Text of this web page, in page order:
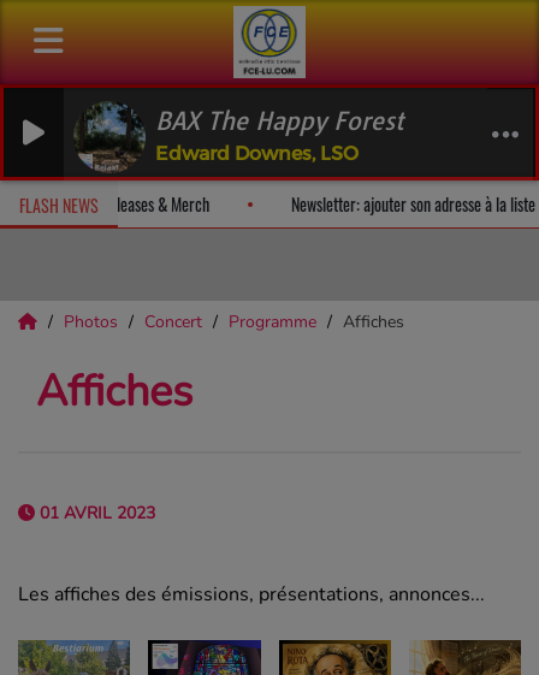
BAX The Happy Forest
Edward Downes, LSO
FLASH NEWS
un album-surprise! Fan Releases & Merch Newsletter:
Photos Concert Programme Affiches
Affiches
01 AVRIL 2023
Les affiches des émissions, présentations, annonces...